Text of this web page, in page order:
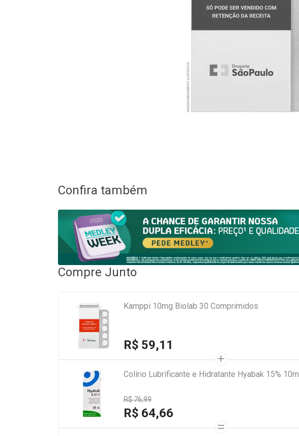
Confira também
Compre Junto
Kamppi 10mg Biolab 30 Comprimidos
R$ 59,11
Colírio Lubrificante e Hidratante Hyabak 15% 10ml
R$ 76,99
R$ 64,66